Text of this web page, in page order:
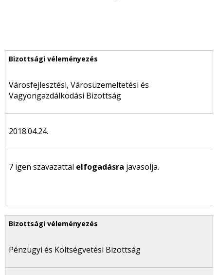
Városfejlesztési, Városüzemeltetési és
Vagyongazdálkodási Bizottság
2018.04.24.
7 igen szavazattal elfogadásra javasolja.
Pénzügyi és Költségvetési Bizottság